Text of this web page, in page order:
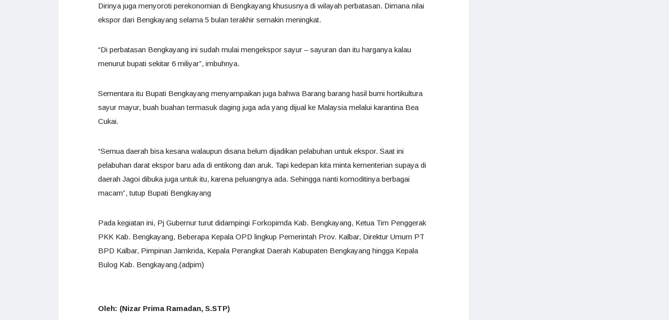
Dirinya juga menyoroti perekonomian di Bengkayang khususnya di wilayah perbatasan. Dimana nilai
ekspor dari Bengkayang selama 5 bulan terakhir semakin meningkat.
“Di perbatasan Bengkayang ini sudah mulai mengekspor sayur – sayuran dan itu harganya kalau
menurut bupati sekitar 6 miliyar”, imbuhnya.
Sementara itu Bupati Bengkayang menyampaikan juga bahwa Barang barang hasil bumi hortikultura
sayur mayur, buah buahan termasuk daging juga ada yang dijual ke Malaysia melalui karantina Bea
Cukai.
“Semua daerah bisa kesana walaupun disana belum dijadikan pelabuhan untuk ekspor. Saat ini
pelabuhan darat ekspor baru ada di entikong dan aruk. Tapi kedepan kita minta kementerian supaya di
daerah Jagoi dibuka juga untuk itu, karena peluangnya ada. Sehingga nanti komoditinya berbagai
macam”, tutup Bupati Bengkayang
Pada kegiatan ini, Pj Gubernur turut didampingi Forkopimda Kab. Bengkayang, Ketua Tim Penggerak
PKK Kab. Bengkayang, Beberapa Kepala OPD lingkup Pemerintah Prov. Kalbar, Direktur Umum PT
BPD Kalbar, Pimpinan Jamkrida, Kepala Perangkat Daerah Kabupaten Bengkayang hingga Kepala
Bulog Kab. Bengkayang.(adpim)
Oleh: (Nizar Prima Ramadan, S.STP)